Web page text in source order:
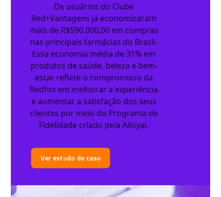
Os usuários do Clube
Red+Vantagens já economizaram
mais de R$590.000,00 em compras
nas principais farmácias do Brasil.
Essa economia média de 31% em
produtos de saúde, beleza e bem-
estar reflete o compromisso da
Redfox em melhorar a experiência
e aumentar a satisfação dos seus
clientes por meio do Programa de
Fidelidade criado pela Alloyal.
Ver estudo de caso